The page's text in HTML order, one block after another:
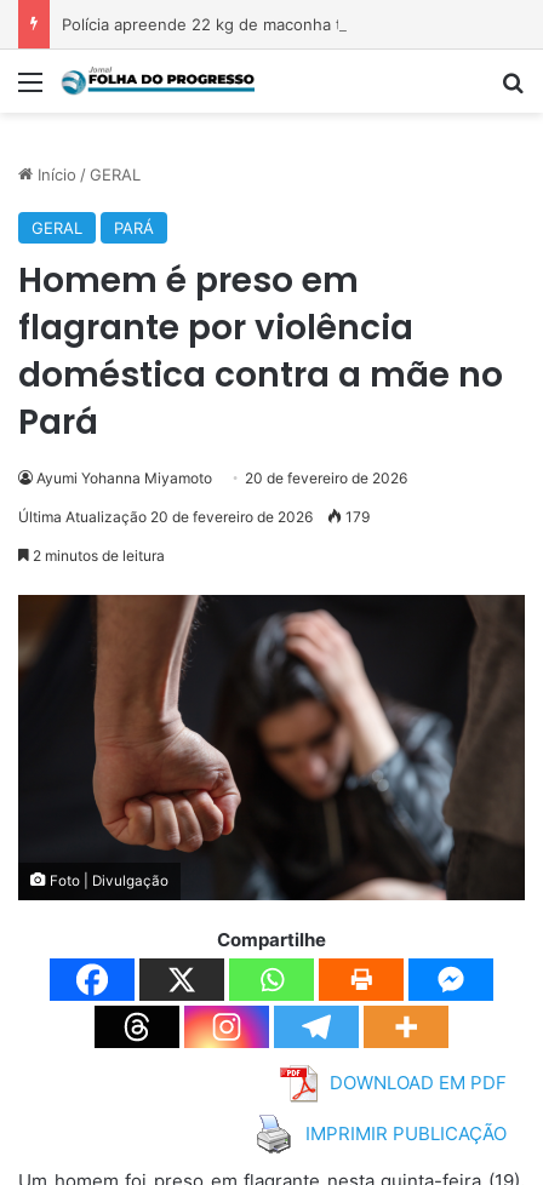
Menu
Início /GERAL
GERAL PARÁ
Homem é preso em
flagrante por violência
doméstica contra a mãe no
Pará
Ayumi Yohanna Miyamoto 20 de fevereiro de 2026
Última Atualização 20 de fevereiro de 2026 179
2 minutos de leitura
Foto | Divulgação
Compartilhe
DOWNLOAD EM PDF
IMPRIMIR PUBLICAÇÃO